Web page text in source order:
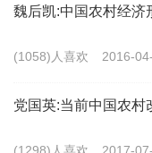
农村社会的常识来
魏后凯:中国农村经济
(1058)人喜欢 2016-
党国英:当前中国农村